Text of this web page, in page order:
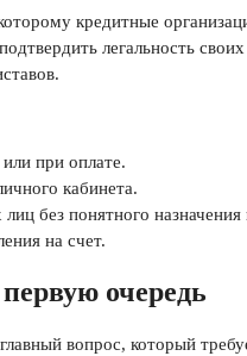
кредитные
легальность
при оплате.
кабинета.
без понятного назначения
на счет.
очередь
вопрос, который